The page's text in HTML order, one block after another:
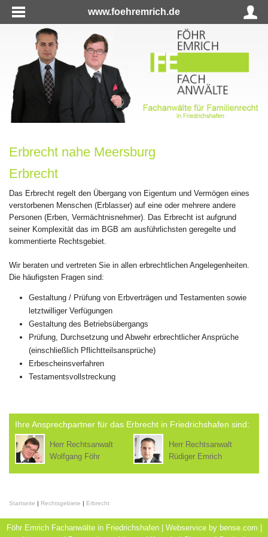
www.foehremrich.de
Erbrecht nahe Meersburg
Erbrecht
Das Erbrecht regelt den Übergang von Eigentum und Vermögen eines
verstorbenen Menschen (Erblasser) auf eine oder mehrere andere
Personen (Erben, Vermächtnisnehmer). Das Erbrecht ist aufgrund
seiner Komplexität das im BGB am ausführlichsten geregelte und
kommentierte Rechtsgebiet.
Wir beraten und vertreten Sie in allen erbrechtlichen Angelegenheiten.
Die häufigsten Fragen sind:
Gestaltung / Prüfung von Erbverträgen und Testamenten sowie
letztwilliger Verfügungen
Gestaltung des Betriebsübergangs
Prüfung, Durchsetzung und Abwehr erbrechtlicher Ansprüche
(einschließlich Pflichtteilsansprüche)
Erbescheinsverfahren
Testamentsvollstreckung
Ihre Ansprechpartner für das Erbrecht in Friedrichshafen sind:
Herr Rechtsanwalt
Wolfgang Föhr
Herr Rechtsanwalt
Rüdiger Emrich
Startseite | Rechtsgebiete | Erbrecht
Föhr Emrich Fachanwälte in Friedrichshafen | Webservice by bense.com